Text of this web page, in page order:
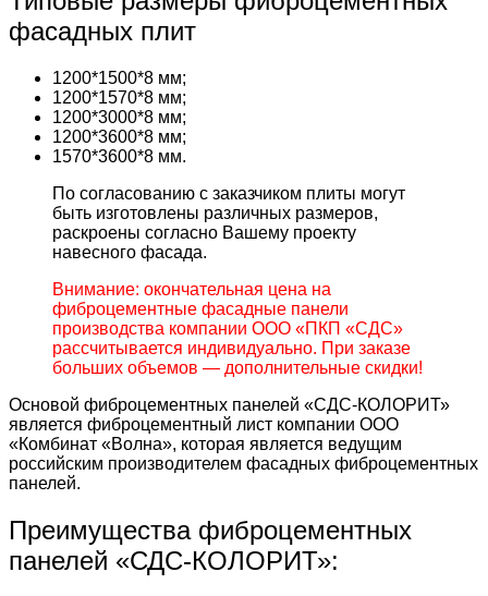
фасадных плит
1200*1500*8 мм;
1200*1570*8 мм;
1200*3000*8 мм;
1200*3600*8 мм;
1570*3600*8 мм.
По согласованию с заказчиком плиты могут
быть изготовлены различных размеров,
раскроены согласно Вашему проекту
навесного фасада.
Внимание: окончательная цена на
фиброцементные фасадные панели
производства компании ООО «ПКП «СДС»
рассчитывается индивидуально. При заказе
больших объемов — дополнительные скидки!
Основой фиброцементных панелей «СДС-КОЛОРИТ»
является фиброцементный лист компании ООО
«Комбинат «Волна», которая является ведущим
российским производителем фасадных фиброцементных
панелей.
Преимущества фиброцементных
панелей «СДС-КОЛОРИТ»: